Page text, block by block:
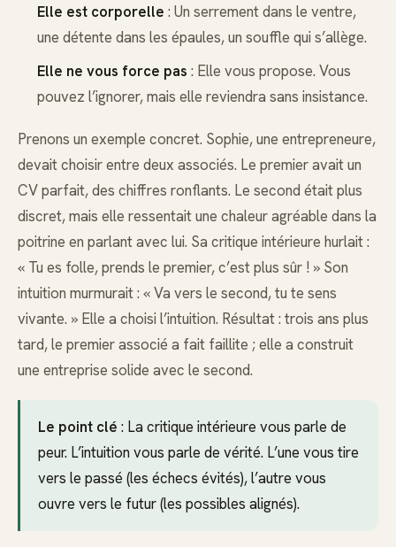
Elle est corporelle : Un serrement dans le ventre,
une détente dans les épaules, un souffle qui s’allège.
Elle ne vous force pas : Elle vous propose. Vous
pouvez l’ignorer, mais elle reviendra sans insistance.
Prenons un exemple concret. Sophie, une entrepreneure,
devait choisir entre deux associés. Le premier avait un
CV parfait, des chiffres ronflants. Le second était plus
discret, mais elle ressentait une chaleur agréable dans la
poitrine en parlant avec lui. Sa critique intérieure hurlait :
« Tu es folle, prends le premier, c’est plus sûr ! » Son
intuition murmurait : « Va vers le second, tu te sens
vivante. » Elle a choisi l’intuition. Résultat : trois ans plus
tard, le premier associé a fait faillite ; elle a construit
une entreprise solide avec le second.
Le point clé : La critique intérieure vous parle de
peur. L’intuition vous parle de vérité. L’une vous tire
vers le passé (les échecs évités), l’autre vous
ouvre vers le futur (les possibles alignés).